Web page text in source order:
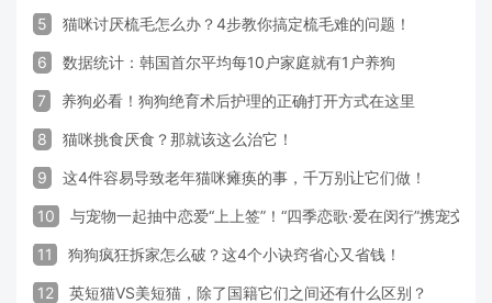
5 猫咪讨厌梳毛怎么办？4步教你搞定梳毛难的问题！
6 数据统计：韩国首尔平均每10户家庭就有1户养狗
7 养狗必看！狗狗绝育术后护理的正确打开方式在这里
8 猫咪挑食厌食？那就该这么治它！
9 这4件容易导致老年猫咪瘫痪的事，千万别让它们做！
10 与宠物一起抽中恋爱“上上签”！“四季恋歌·爱在闵行”携宠交友
11 狗狗疯狂拆家怎么破？这4个小诀窍省心又省钱！
12 英短猫VS美短猫，除了国籍它们之间还有什么区别？